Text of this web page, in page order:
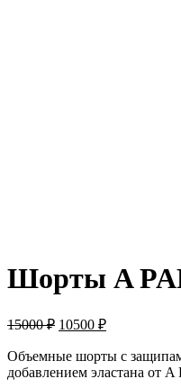
Шорты A
15000₽ 10500 ₽
Объемные шорты с
добавлением эластана от